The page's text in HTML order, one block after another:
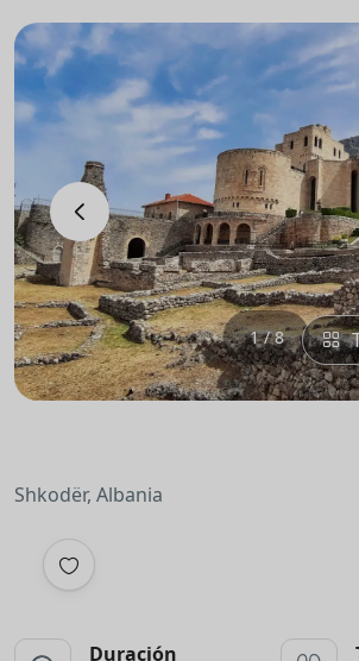
‹
1 / 8
Shkodër, Albania
Duración